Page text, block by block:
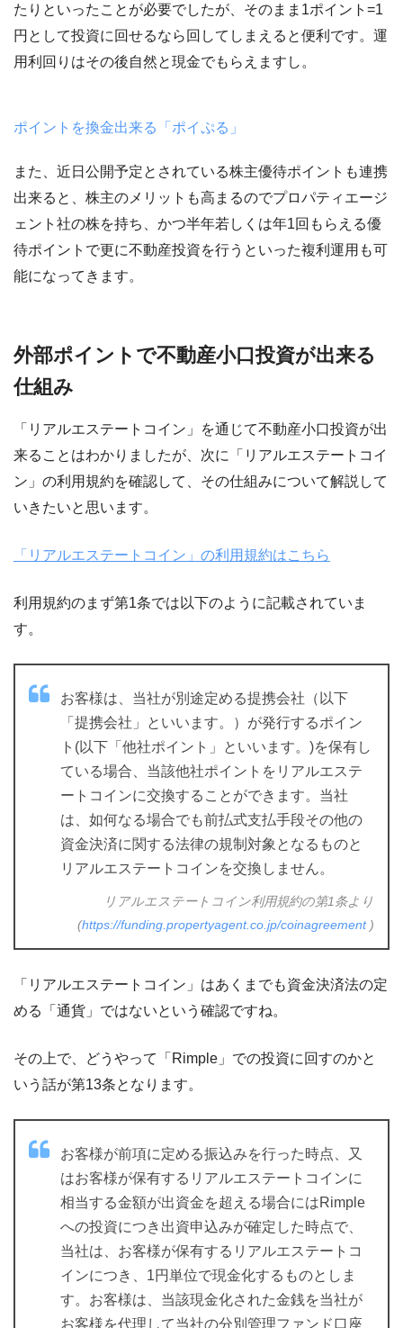
たりといったことが必要でしたが、そのまま1ポイント=1
円として投資に回せるなら回してしまえると便利です。運
用利回りはその後自然と現金でもらえますし。
ポイントを換金出来る「ポイぷる」
また、近日公開予定とされている株主優待ポイントも連携
出来ると、株主のメリットも高まるのでプロパティエージ
ェント社の株を持ち、かつ半年若しくは年1回もらえる優
待ポイントで更に不動産投資を行うといった複利運用も可
能になってきます。
外部ポイントで不動産小口投資が出来る
仕組み
「リアルエステートコイン」を通じて不動産小口投資が出
来ることはわかりましたが、次に「リアルエステートコイ
ン」の利用規約を確認して、その仕組みについて解説して
いきたいと思います。
「リアルエステートコイン」の利用規約はこちら
利用規約のまず第1条では以下のように記載されていま
す。
お客様は、当社が別途定める提携会社（以下
「提携会社」といいます。）が発⾏するポイン
ト(以下「他社ポイント」といいます。)を保有し
ている場合、当該他社ポイントをリアルエステ
ートコインに交換することができます。当社
は、如何なる場合でも前払式⽀払⼿段その他の
資⾦決済に関する法律の規制対象となるものと
リアルエステートコインを交換しません。
リアルエステートコイン利用規約の第1条より
(https://funding.propertyagent.co.jp/coinagreement)
「リアルエステートコイン」はあくまでも資金決済法の定
める「通貨」ではないという確認ですね。
その上で、どうやって「Rimple」での投資に回すのかと
いう話が第13条となります。
お客様が前項に定める振込みを行った時点、又
はお客様が保有するリアルエステートコインに
相当する金額が出資金を超える場合にはRimple
への投資につき出資申込みが確定した時点で、
当社は、お客様が保有するリアルエステートコ
インにつき、1円単位で現金化するものとしま
す。お客様は、当該現⾦化された金銭を当社が
お客様を代理して当社の分別管理ファンド⼝座